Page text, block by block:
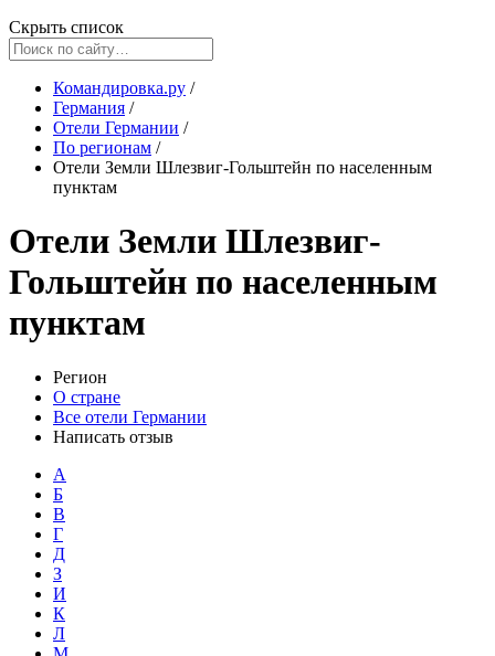
Скрыть список
Командировка.ру /
Германия /
Отели Германии /
По регионам /
Отели Земли Шлезвиг-Гольштейн по населенным
пунктам
Отели Земли Шлезвиг-
Гольштейн по населенным
пунктам
Регион
О стране
Все отели Германии
Написать отзыв
А
Б
В
Г
Д
З
И
К
Л